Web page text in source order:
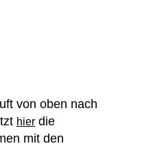
von oben nach
hier die
mit den